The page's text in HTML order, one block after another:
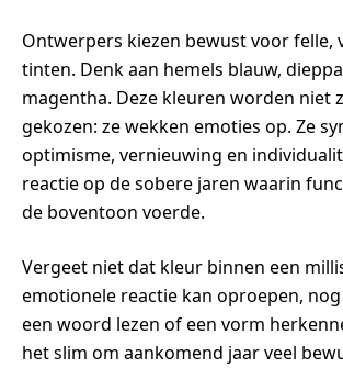
Ontwerpers kiezen bewust voor felle,
tinten. Denk aan hemels blauw,
magentha. Deze kleuren worden niet
gekozen: ze wekken emoties op. Ze
optimisme, vernieuwing en
reactie op de sobere jaren waarin
de boventoon voerde.
Vergeet niet dat kleur binnen een
emotionele reactie kan oproepen,
een woord lezen of een vorm
het slim om aankomend jaar veel